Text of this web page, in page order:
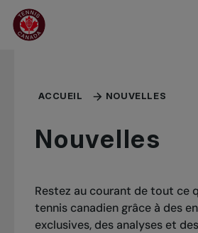
Sauter au menu principal
Sauter au contenu principal
Sauter au pied de page
ACCUEIL NOUVELLES
Nouvelles
Restez au courant de tout ce
tennis canadien grâce à des
exclusives, des analyses et